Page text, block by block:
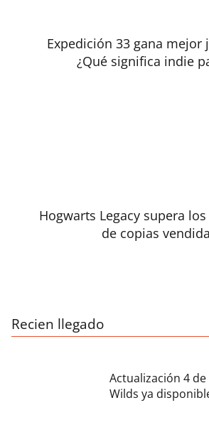
Expedición 33 gana mejor
¿Qué significa indie
Hogwarts Legacy supera
de copias
Recien llegado
Actualización 4
Wilds ya